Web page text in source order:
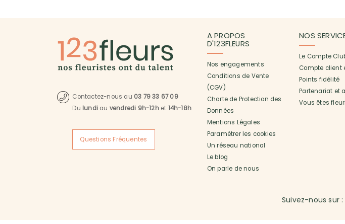
Contactez-nous au 03 79 33 67 09
Du lundi au vendredi 9h-12het 14h-18h
Questions Fréquentes
A PROPOS
D'123FLEURS
Nos engagements
Conditions de Vente
(CGV)
Charte de Protection des
Données
Mentions Légales
Paramétrer les cookies
Un réseau national
Le blog
On parle de nous
NOS
Le Compte
Compte client
Points fidélité
Partenariat et
Vous êtes
Suivez-nous sur :